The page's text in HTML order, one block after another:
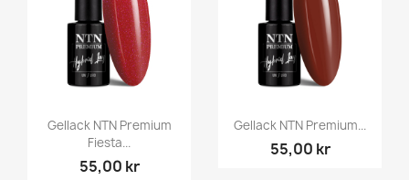
Gellack NTN Premium
Fiesta...
55,00 kr
Gellack NTN Premium...
55,00 kr